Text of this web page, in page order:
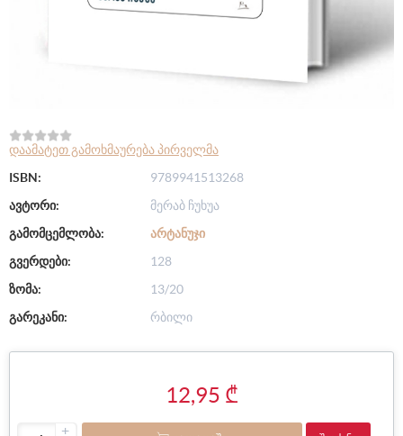
დაამატეთ გამოხმაურება პირველმა
ISBN:
9789941513268
ავტორი:
მერაბ ჩუხუა
გამომცემლობა:
ᲐᲠᲢᲐᲜᲣᲯᲘ
გვერდები:
128
ზომა:
13/20
გარეკანი:
რბილი
12,95 ₾
+